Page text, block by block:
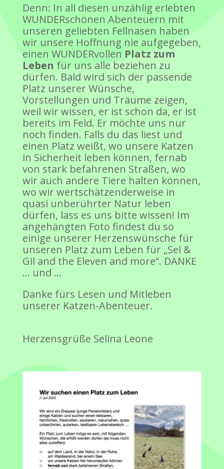
Denn: In all diesen unzählig erlebten
WUNDERschönen Abenteuern mit
unseren geliebten Fellnasen haben
wir unsere Hoffnung nie aufgegeben,
einen WUNDERvollen Platz zum
Leben für uns alle beziehen zu
dürfen. Bald wird sich der passende
Platz unserer Wünsche,
Vorstellungen und Träume zeigen,
weil wir wissen, er ist schon da, er ist
bereits im Feld. Er möchte uns nur
noch finden. Falls du das liest und
einen Platz weißt, wo unsere Katzen
in Sicherheit leben können, fernab
von stark befahrenen Straßen, wo
wir auch andere Tiere halten können,
wo wir wertschätzenderweise in
quasi unberührter Natur leben
dürfen, lass es uns bitte wissen! Im
angehängten Foto findest du so
einige unserer Herzenswünsche für
unseren Platz zum Leben für „Sel &
Gil and the Eleven and more“. DANKE
… und …
Danke fürs Lesen und Mitleben
unserer Katzen-Abenteuer.
Herzensgrüße Selina Leone